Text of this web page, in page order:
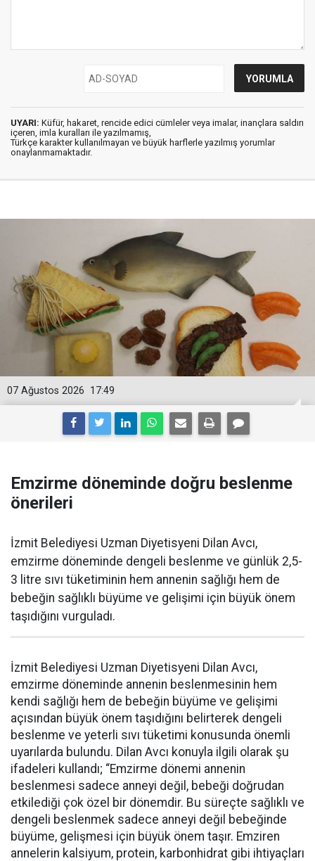
UYARI: Küfür, hakaret, rencide edici cümleler veya imalar, inançlara saldırı
içeren, imla kuralları ile yazılmamış,
Türkçe karakter kullanılmayan ve büyük harflerle yazılmış yorumlar
onaylanmamaktadır.
17:49
07 Ağustos 2026
Emzirme döneminde doğru beslenme
önerileri
İzmit Belediyesi Uzman Diyetisyeni Dilan Avcı,
emzirme döneminde dengeli beslenme ve günlük 2,5-
3 litre sıvı tüketiminin hem annenin sağlığı hem de
bebeğin sağlıklı büyüme ve gelişimi için büyük önem
taşıdığını vurguladı.
İzmit Belediyesi Uzman Diyetisyeni Dilan Avcı,
emzirme döneminde annenin beslenmesinin hem
kendi sağlığı hem de bebeğin büyüme ve gelişimi
açısından büyük önem taşıdığını belirterek dengeli
beslenme ve yeterli sıvı tüketimi konusunda önemli
uyarılarda bulundu. Dilan Avcı konuyla ilgili olarak şu
ifadeleri kullandı; “Emzirme dönemi annenin
beslenmesi sadece anneyi değil, bebeği doğrudan
etkilediği çok özel bir dönemdir. Bu süreçte sağlıklı ve
dengeli beslenmek sadece anneyi değil bebeğinde
büyüme, gelişmesi için büyük önem taşır. Emziren
annelerin kalsiyum, protein, karbonhidrat gibi ihtiyaçları